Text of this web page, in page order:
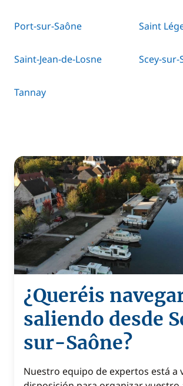
Port-sur-Saône Saint
Saint-Jean-de-Losne Scey-sur-
Tannay
¿Queréis
saliendo desde
sur-Saône?
Nuestro equipo de expertos está a